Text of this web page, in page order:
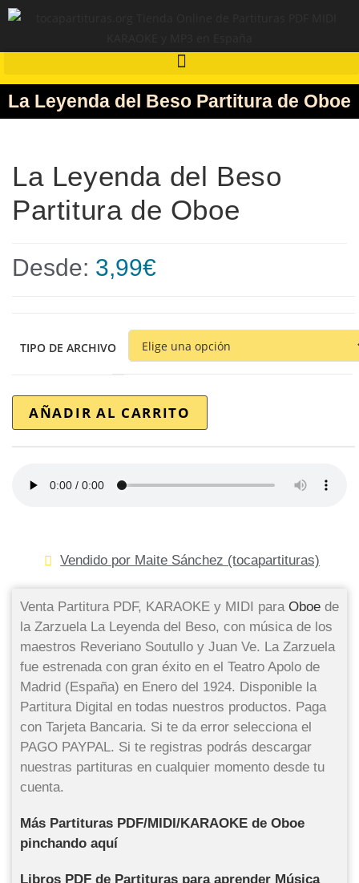
La Leyenda del Beso Partitura de Oboe
La Leyenda del Beso
Partitura de Oboe
Desde: 3,99€
TIPO DE ARCHIVO
AÑADIR AL CARRITO
Vendido por Maite Sánchez (tocapartituras)
Venta Partitura PDF, KARAOKE y MIDI para Oboe de
la Zarzuela La Leyenda del Beso, con música de los
maestros Reveriano Soutullo y Juan Ve. La Zarzuela
fue estrenada con gran éxito en el Teatro Apolo de
Madrid (España) en Enero del 1924. Disponible la
Partitura Digital en todas nuestros productos. Paga
con Tarjeta Bancaria. Si te da error selecciona el
PAGO PAYPAL. Si te registras podrás descargar
nuestras partituras en cualquier momento desde tu
cuenta.
Más Partituras PDF/MIDI/KARAOKE de Oboe
pinchando aquí
Libros PDF de Partituras para aprender Música